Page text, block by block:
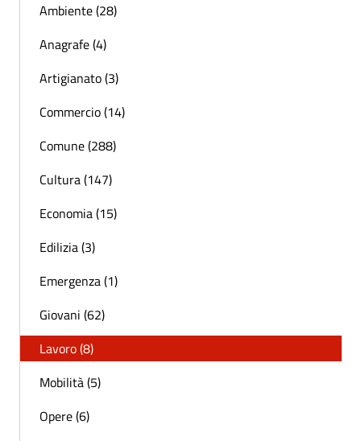
Ambiente (28)
Anagrafe (4)
Artigianato (3)
Commercio (14)
Comune (288)
Cultura (147)
Economia (15)
Edilizia (3)
Emergenza (1)
Giovani (62)
Lavoro (8)
Mobilità (5)
Opere (6)